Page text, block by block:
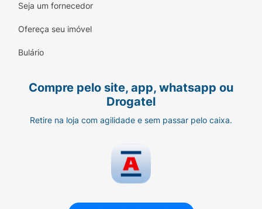
Seja um fornecedor
Ofereça seu imóvel
Bulário
Compre pelo site, app, whatsapp ou
Drogatel
Retire na loja com agilidade e sem passar pelo caixa.